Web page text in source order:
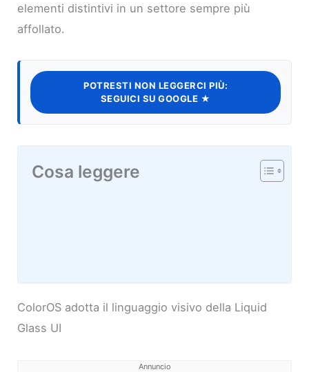
elementi distintivi in un settore sempre più
affollato.
POTRESTI NON LEGGERCI PIÙ:
SEGUICI SU GOOGLE ★
Cosa leggere
ColorOS adotta il linguaggio visivo della Liquid
Glass UI
Annuncio